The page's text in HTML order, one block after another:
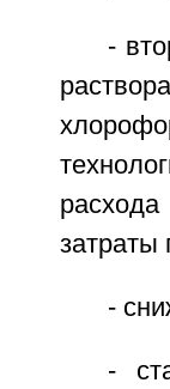
-
затраты
-
-